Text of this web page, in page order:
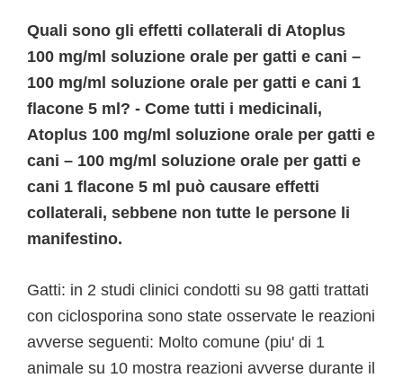
Quali sono gli effetti collaterali di Atoplus
100 mg/ml soluzione orale per gatti e cani –
100 mg/ml soluzione orale per gatti e cani 1
flacone 5 ml? - Come tutti i medicinali,
Atoplus 100 mg/ml soluzione orale per gatti e
cani – 100 mg/ml soluzione orale per gatti e
cani 1 flacone 5 ml può causare effetti
collaterali, sebbene non tutte le persone li
manifestino.
Gatti: in 2 studi clinici condotti su 98 gatti trattati
con ciclosporina sono state osservate le reazioni
avverse seguenti: Molto comune (piu' di 1
animale su 10 mostra reazioni avverse durante il